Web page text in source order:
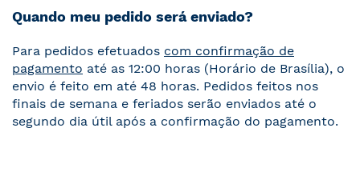
Quando meu pedido será enviado?
Para pedidos efetuados com confirmação de
pagamento até as 12:00 horas (Horário de Brasília), o
envio é feito em até 48 horas. Pedidos feitos nos
finais de semana e feriados serão enviados até o
segundo dia útil após a confirmação do pagamento.